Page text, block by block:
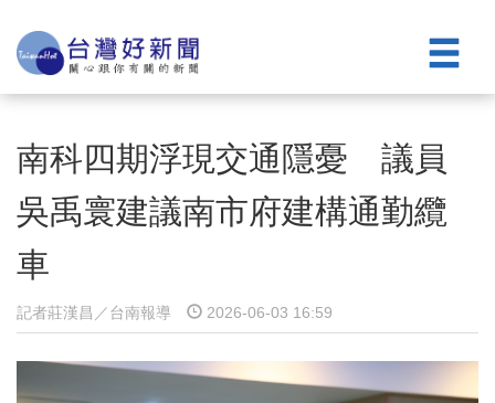
南科四期浮現交通隱憂 議員
吳禹寰建議南市府建構通勤纜
車
記者莊漢昌／台南報導 2026-06-03 16:59